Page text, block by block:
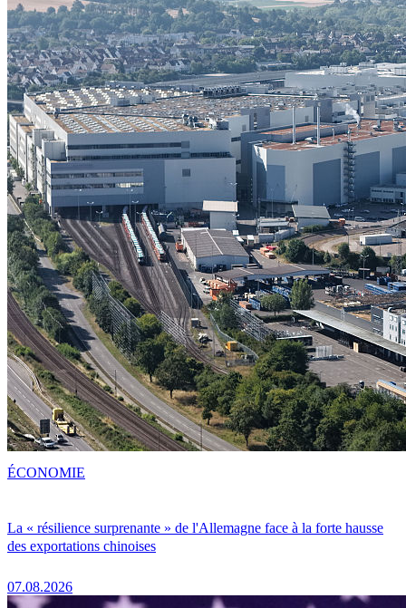
La « résilience surprenante » de l'Allemagne face à la forte hausse
des exportations chinoises
07.08.2026
ÉCONOMIE